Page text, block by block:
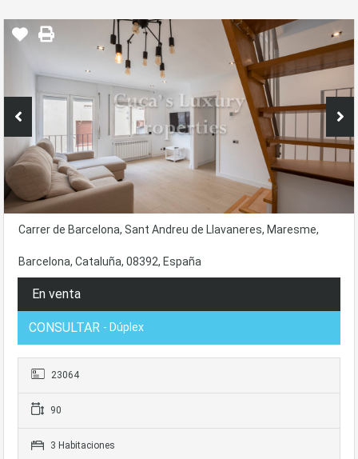
Carrer de Barcelona, Sant Andreu de Llavaneres, Maresme,
Barcelona, Cataluña, 08392, España
En venta
CONSULTAR - Dúplex
23064
90
3 Habitaciones